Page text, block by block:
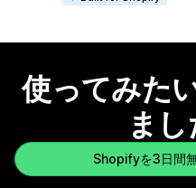
使ってみた
まし
Shopifyを3日間